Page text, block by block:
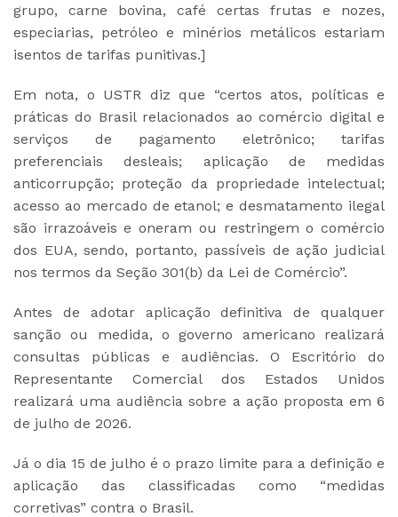
grupo, carne bovina, café certas frutas e nozes,
especiarias, petróleo e minérios metálicos estariam
isentos de tarifas punitivas.]
Em nota, o USTR diz que “certos atos, políticas e
práticas do Brasil relacionados ao comércio digital e
serviços de pagamento eletrônico; tarifas
preferenciais desleais; aplicação de medidas
anticorrupção; proteção da propriedade intelectual;
acesso ao mercado de etanol; e desmatamento ilegal
são irrazoáveis e oneram ou restringem o comércio
dos EUA, sendo, portanto, passíveis de ação judicial
nos termos da Seção 301(b) da Lei de Comércio”.
Antes de adotar aplicação definitiva de qualquer
sanção ou medida, o governo americano realizará
consultas públicas e audiências. O Escritório do
Representante Comercial dos Estados Unidos
realizará uma audiência sobre a ação proposta em 6
de julho de 2026.
Já o dia 15 de julho é o prazo limite para a definição e
aplicação das classificadas como “medidas
corretivas” contra o Brasil.